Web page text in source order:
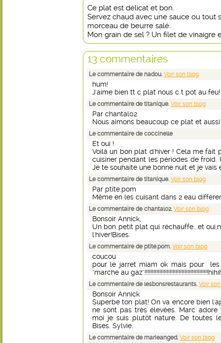
Ce plat est délicat et bon.
Servez chaud avec une sauce ou tout
morceau de beurre salé.
Mon grain de sel ? Un filet de vinaigre
13 commentaires
Le commentaire de nadou. Voir son blog
hum!
J'aime bien tt c plat nous c t pot au
Le commentaire de titanique. Voir son blog
Par chantal02
Nous aimons beaucoup ce plat et
Le commentaire de coccinelle
Et oui !
Voilà un bon plat d'hiver ! Cela me fait
cuisiner pendant les périodes de froid.
Je te souhaite une bonne nuit et je vais
Le commentaire de titanique. Voir son blog
Par ptite.pom
Même en les cuisant dans 2 eau
Le commentaire de chantal02. Voir son blog
Bonsoir Annick,
Un bon petit plat qui réchauffe...et
l'hiver!Bises.
Le commentaire de ptite.pom. Voir son blog
coucou
pour le jarret miam ok mais pour les
"marche au
Le commentaire de lesbonsrestaurants. Voir
Bonsoir Annick
Superbe ton plat! On va encore bien
ne sont pas très élevées. Marc
moi je suis plutôt nature. De toutes
Bises. Sylvie.
Le commentaire de marieanged. Voir son blog